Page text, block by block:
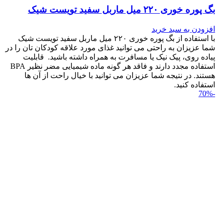
بگ پوره خوری ۲۲۰ میل ماربل سفید تویست شیک
افزودن به سبد خرید
با استفاده از بگ پوره خوری ۲۲۰ میل ماربل سفید تویست شیک
شما عزیزان به راحتی می توانید غذای مورد علاقه کودکان تان را در
پیاده روی، پیک نیک یا مسافرت به همراه داشته باشید. قابلیت
استفاده مجدد دارند و فاقد هر گونه ماده شیمیایی مضر نظیر BPA
هستند. در نتیجه شما عزیزان می توانید با خیال راحت از آن ها
استفاده کنید.
-70%